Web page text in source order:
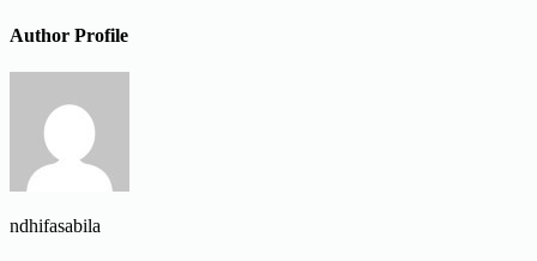
Author Profile
ndhifasabila